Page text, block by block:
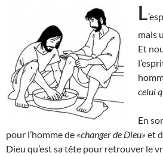
L
mais
Et
celui
En
pour l’homme de «changer de Dieu» et
Dieu qu’est sa tête pour retrouver le